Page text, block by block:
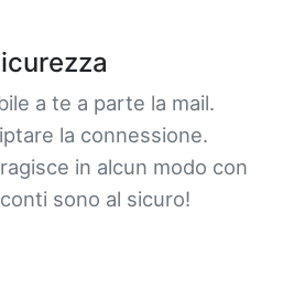
a te a parte la mail.
la connessione.
in alcun modo con
sono al sicuro!